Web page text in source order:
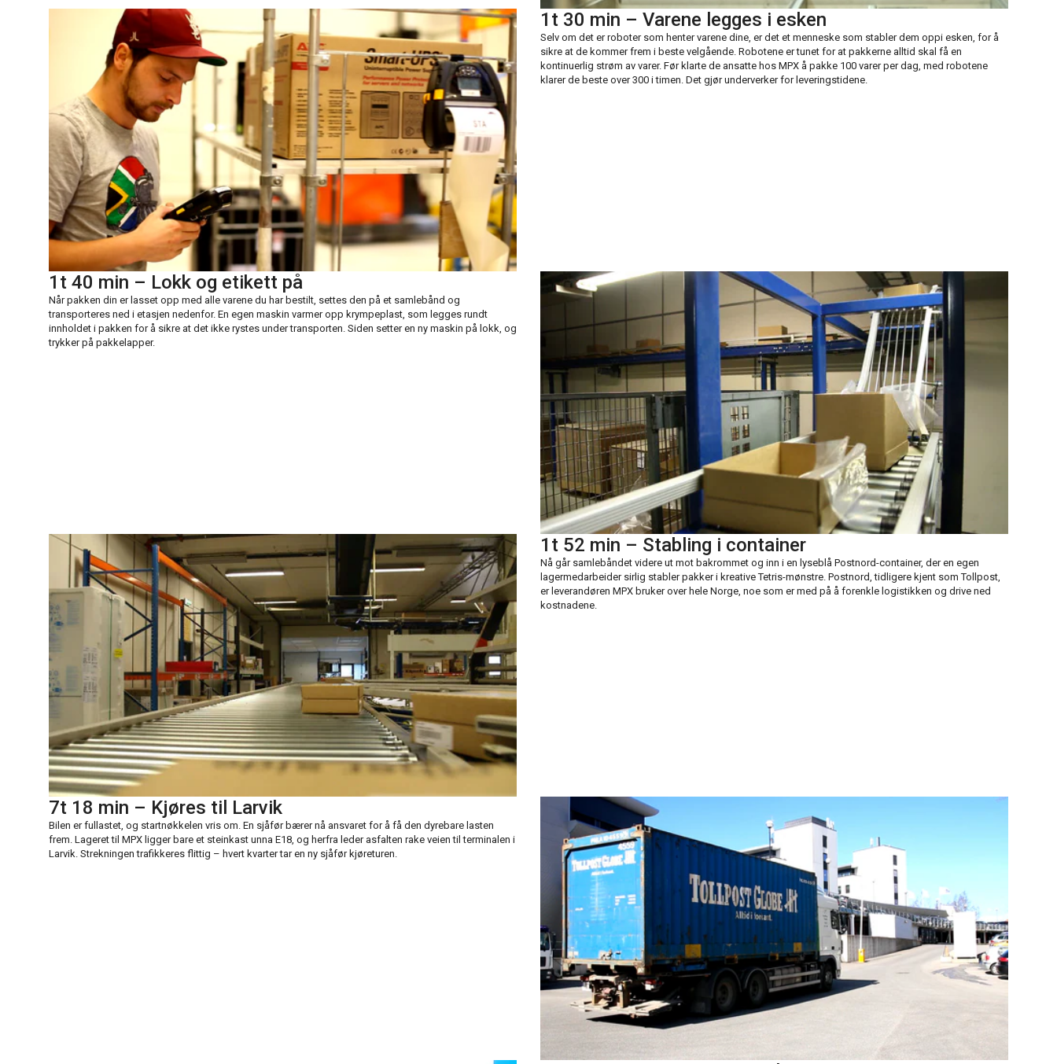
1t 30 min – Varene legges i esken
Selv om det er roboter som henter varene dine, er det et menneske som stabler dem oppi esken, for å
sikre at de kommer frem i beste velgående. Robotene er tunet for at pakkerne alltid skal få en
kontinuerlig strøm av varer. Før klarte de ansatte hos MPX å pakke 100 varer per dag, med robotene
klarer de beste over 300 i timen. Det gjør underverker for leveringstidene.
1t 40 min – Lokk og etikett på
Når pakken din er lasset opp med alle varene du har bestilt, settes den på et samlebånd og
transporteres ned i etasjen nedenfor. En egen maskin varmer opp krympeplast, som legges rundt
innholdet i pakken for å sikre at det ikke rystes under transporten. Siden setter en ny maskin på lokk, og
trykker på pakkelapper.
1t 52 min – Stabling i container
Nå går samlebåndet videre ut mot bakrommet og inn i en lyseblå Postnord-container, der en egen
lagermedarbeider sirlig stabler pakker i kreative Tetris-mønstre. Postnord, tidligere kjent som Tollpost,
er leverandøren MPX bruker over hele Norge, noe som er med på å forenkle logistikken og drive ned
kostnadene.
7t 18 min – Kjøres til Larvik
Bilen er fullastet, og startnøkkelen vris om. En sjåfør bærer nå ansvaret for å få den dyrebare lasten
frem. Lageret til MPX ligger bare et steinkast unna E18, og herfra leder asfalten rake veien til terminalen i
Larvik. Strekningen trafikkeres flittig – hvert kvarter tar en ny sjåfør kjøreturen.